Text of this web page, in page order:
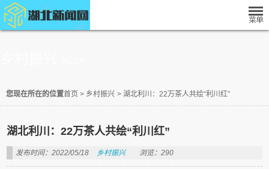
您现在所在的位置首页 > 乡村振兴 > 湖北利川：22万茶人共绘“利川红”
湖北利川：22万茶人共绘“利川红”
发布时间：2022/05/18 乡村振兴 浏览：290